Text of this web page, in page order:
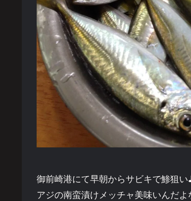
御前崎港にて早朝からサビキで鯵狙
アジの南蛮漬けメッチャ美味いんだよ